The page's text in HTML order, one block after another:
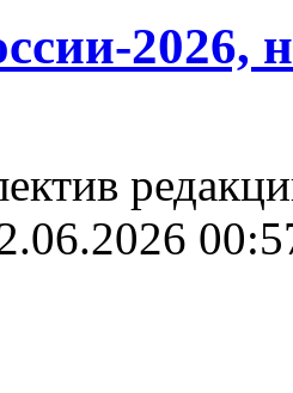
2026,